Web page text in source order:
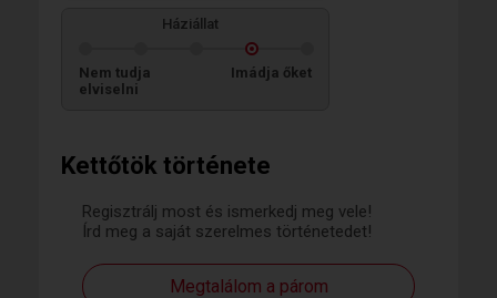
Kettőtök története
Regisztrálj most és ismerkedj meg vele!
Írd meg a saját szerelmes történetedet!
Megtalálom a párom
Háziállat
Nem tudja
elviselni
Imádja őket